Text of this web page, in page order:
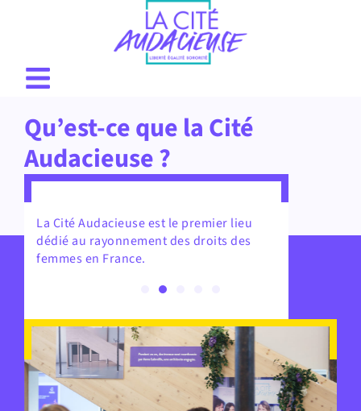
Qu’est-ce que la Cité
Audacieuse ?
La Cité Audacieuse est le premier lieu
dédié au rayonnement des droits des
femmes en France.